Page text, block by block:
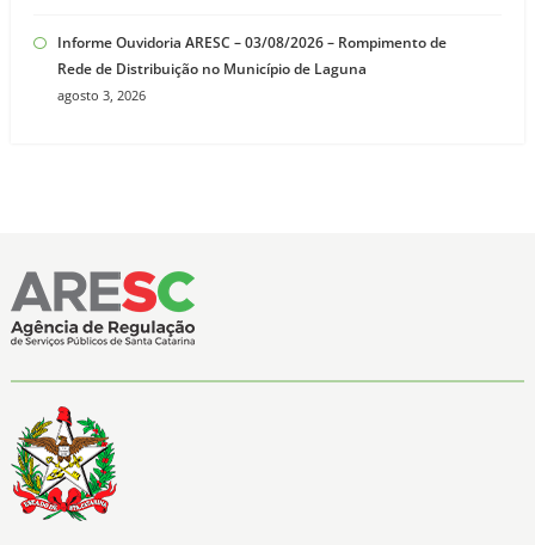
Informe Ouvidoria ARESC – 03/08/2026 – Rompimento de
Rede de Distribuição no Município de Laguna
agosto 3, 2026